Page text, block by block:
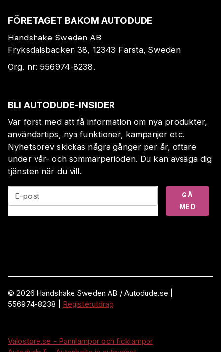
FÖRETAGET BAKOM AUTODUDE
Handshake Sweden AB
Fryksdalsbacken 38, 12343 Farsta, Sweden
Org. nr: 556974-8238.
BLI AUTODUDE-INSIDER
Var först med att få information om nya produkter,
användartips, nya funktioner, kampanjer etc.
Nyhetsbrev skickas några gånger per år, oftare
under vår- och sommarperioden. Du kan avsäga dig
tjänsten när du vill.
E-post
GÅ
MED
©2026 Handshake Sweden AB / Autodude.se |
556974-8238
Registerutdrag
Valostore.se - Pannlampor och ficklampor